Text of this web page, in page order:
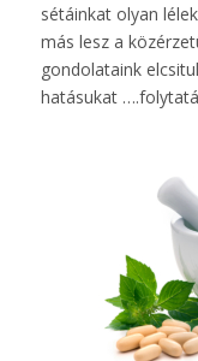
sétáinkat olyan
más lesz a
gondolataink
hatásukat ….